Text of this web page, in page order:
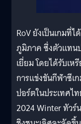
RoV ยังเป็นเกมที่
ภูมิภาค ซึ่งตัวแทน
เยี่ยม โดยได้รับเ
การแข่งขันกีฬาซีเ
ปอร์ตในประเทศไ
2024 Winter ทัว